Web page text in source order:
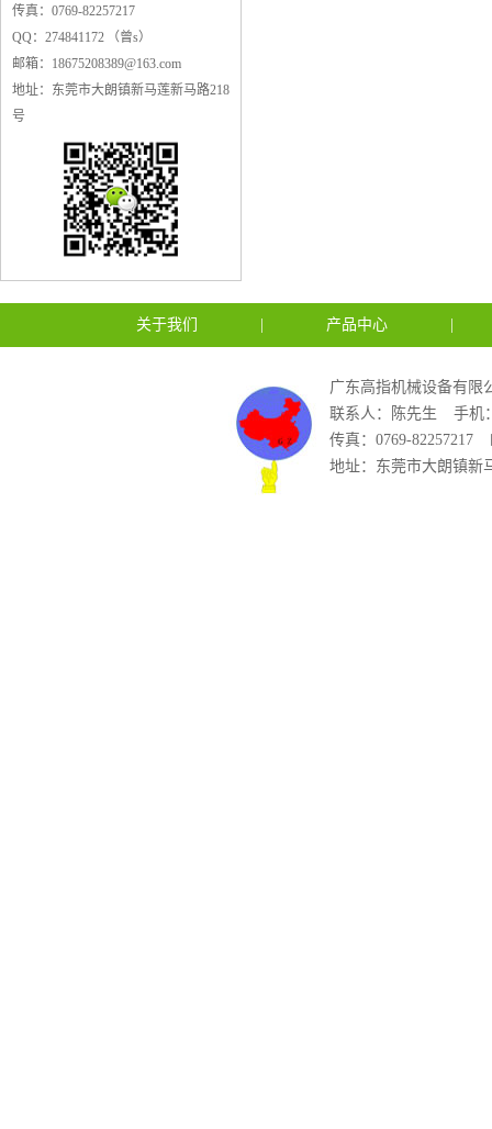
传真：0769-82257217
QQ：274841172 （曾s）
邮箱：18675208389@163.com
地址：东莞市大朗镇新马莲新马路218
号
关于我们 产品中心
广东高指机械设备有限
联系人：陈先生
手机
传真：0769-82257217
地址：东莞市大朗镇新